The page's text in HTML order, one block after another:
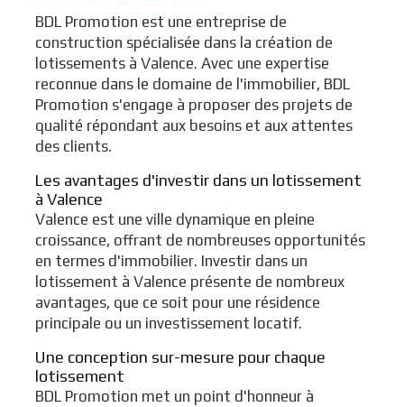
BDL Promotion est une entreprise de
construction spécialisée dans la création de
lotissements à Valence. Avec une expertise
reconnue dans le domaine de l'immobilier, BDL
Promotion s'engage à proposer des projets de
qualité répondant aux besoins et aux attentes
des clients.
Les avantages d'investir dans un lotissement
à Valence
Valence est une ville dynamique en pleine
croissance, offrant de nombreuses opportunités
en termes d'immobilier. Investir dans un
lotissement à Valence présente de nombreux
avantages, que ce soit pour une résidence
principale ou un investissement locatif.
Une conception sur-mesure pour chaque
lotissement
BDL Promotion met un point d'honneur à